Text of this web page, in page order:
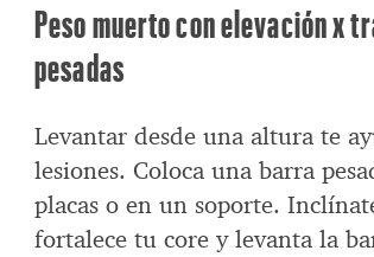
Peso muerto con elevación x
pesadas
Levantar desde una altura te
lesiones. Coloca una barra
placas o en un soporte.
fortalece tu core y levanta la